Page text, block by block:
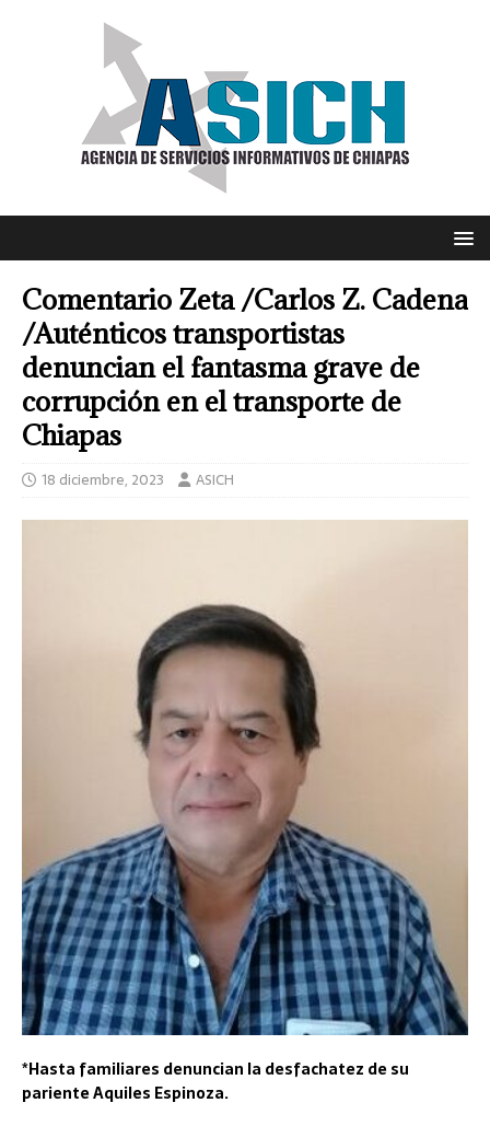
Comentario Zeta /Carlos Z. Cadena
/Auténticos transportistas
denuncian el fantasma grave de
corrupción en el transporte de
Chiapas
18 diciembre, 2023 ASICH
*Hasta familiares denuncian la desfachatez de su
pariente Aquiles Espinoza.